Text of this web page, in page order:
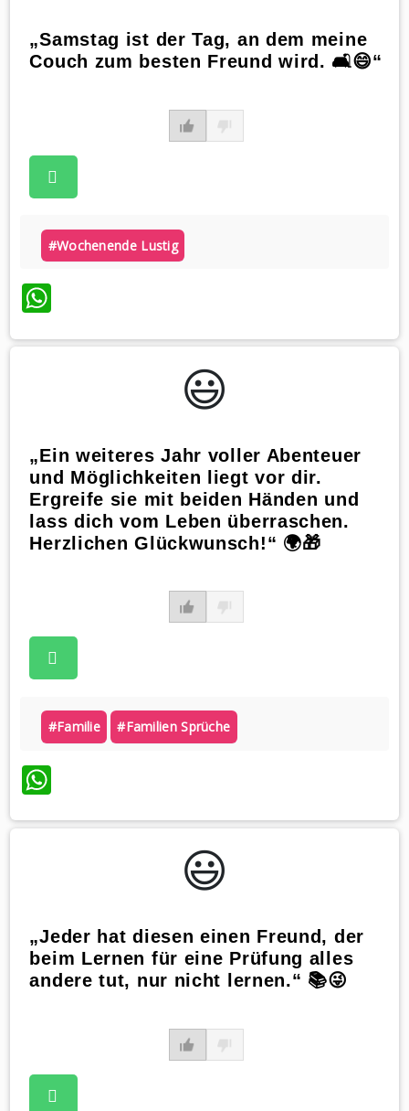
„Samstag ist der Tag, an dem meine
Couch zum besten Freund wird. 🛋️😄“
#wochenende Lustig
WhatsApp
😃️
„Ein weiteres Jahr voller Abenteuer
und Möglichkeiten liegt vor dir.
Ergreife sie mit beiden Händen und
lass dich vom Leben überraschen.
Herzlichen Glückwunsch!“ 🌍🎁
#familie #familien Sprüche
WhatsApp
😃️
„Jeder hat diesen einen Freund, der
beim Lernen für eine Prüfung alles
andere tut, nur nicht lernen.“ 📚😜